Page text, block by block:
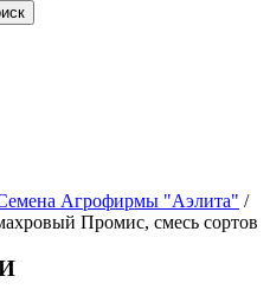
Агрофирмы "Аэлита" /
Промис, смесь сортов